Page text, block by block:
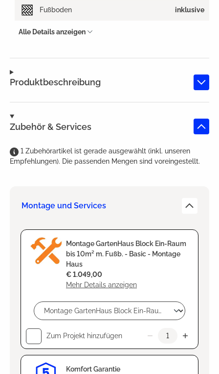
Produktbeschreibung
Zubehör & Services
1 Zubehörartikel ist gerade ausgewählt (inkl. unseren
Empfehlungen). Die passenden Mengen sind voreingestellt.
Montage und Services
Montage GartenHaus Block Ein-Raum
bis 10m² m. Fußb. - Basic - Montage
Haus
Mehr Details anzeigen
€ 1.049,00
Zum Projekt hinzufügen
Komfort Garantie
Fußboden inklusive
Alle Details anzeigen